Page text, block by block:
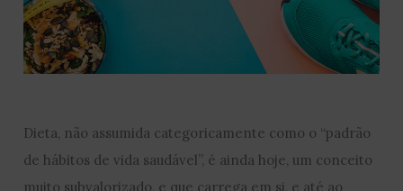
Dieta, não assumida categoricamente como o “padrão
de hábitos de vida saudável”, é ainda hoje, um conceito
muito subvalorizado, e que carrega em si, e até ao